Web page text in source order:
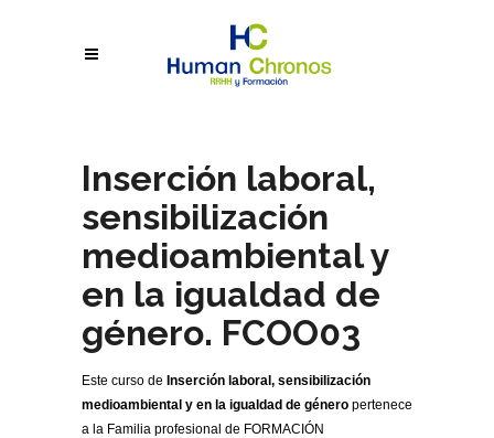
Inserción laboral,
sensibilización
medioambiental y
en la igualdad de
género. FCOO03
Este curso de Inserción laboral, sensibilización
medioambiental y en la igualdad de género pertenece
a la Familia profesional de FORMACIÓN